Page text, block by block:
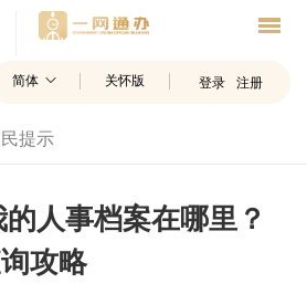
简体 关怀版 登录 注册
提示
人事档案在哪里？
攻略